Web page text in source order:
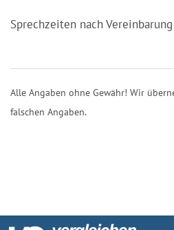
Sprechzeiten nach Vereinbarung
Alle Angaben ohne Gewähr! Wir
falschen Angaben.